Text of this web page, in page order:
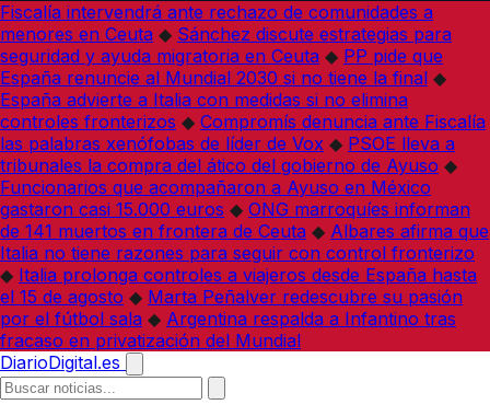
Fiscalía intervendrá ante rechazo de comunidades a
menores en Ceuta ◆ Sánchez discute estrategias para
seguridad y ayuda migratoria en Ceuta ◆ PP pide que
España renuncie al Mundial 2030 si no tiene la final ◆
España advierte a Italia con medidas si no elimina
controles fronterizos ◆ Compromís denuncia ante Fiscalía
las palabras xenófobas de líder de Vox ◆ PSOE lleva a
tribunales la compra del ático del gobierno de Ayuso ◆
Funcionarios que acompañaron a Ayuso en México
gastaron casi 15.000 euros ◆ ONG marroquíes informan
de 141 muertos en frontera de Ceuta ◆ Albares afirma que
Italia no tiene razones para seguir con control fronterizo
◆ Italia prolonga controles a viajeros desde España hasta
el 15 de agosto ◆ Marta Peñalver redescubre su pasión
por el fútbol sala ◆ Argentina respalda a Infantino tras
fracaso en privatización del Mundial
DiarioDigital.es